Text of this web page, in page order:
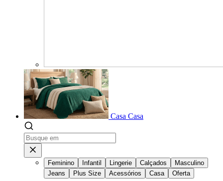
Casa Casa
Feminino Infantil Lingerie Calçados
Masculino
Jeans
Plus Size Acessórios Casa Oferta